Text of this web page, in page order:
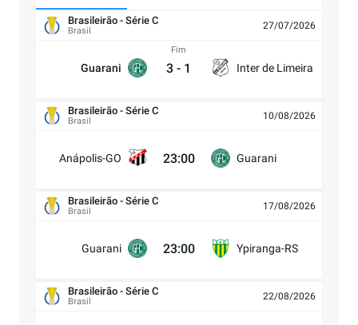
Brasileirão - Série C
Brasil 27/07/2026
Guarani
Fim
3 - 1 Inter de Limeira
Brasileirão - Série C
Brasil 10/08/2026
Anápolis-GO 23:00 Guarani
Brasileirão - Série C
Brasil 17/08/2026
Guarani 23:00 Ypiranga-RS
Brasileirão - Série C
Brasil 22/08/2026